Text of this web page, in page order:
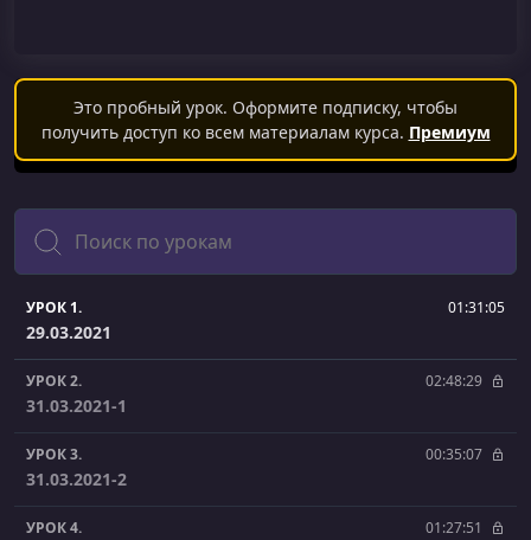
Это пробный урок. Оформите подписку, чтобы
получить доступ ко всем материалам курса. Премиум
Поиск
УРОК 1. 01:31:05
29.03.2021
УРОК 2. 02:48:29
31.03.2021-1
УРОК 3. 00:35:07
31.03.2021-2
УРОК 4. 01:27:51